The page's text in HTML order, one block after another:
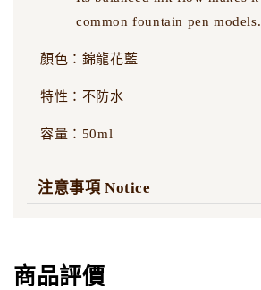
common fountain pen models.
顏色：錦龍花藍
特性：不防水
容量：50ml
注意事項 Notice
商品評價